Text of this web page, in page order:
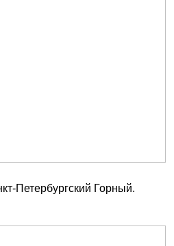
Петербургский Горный.